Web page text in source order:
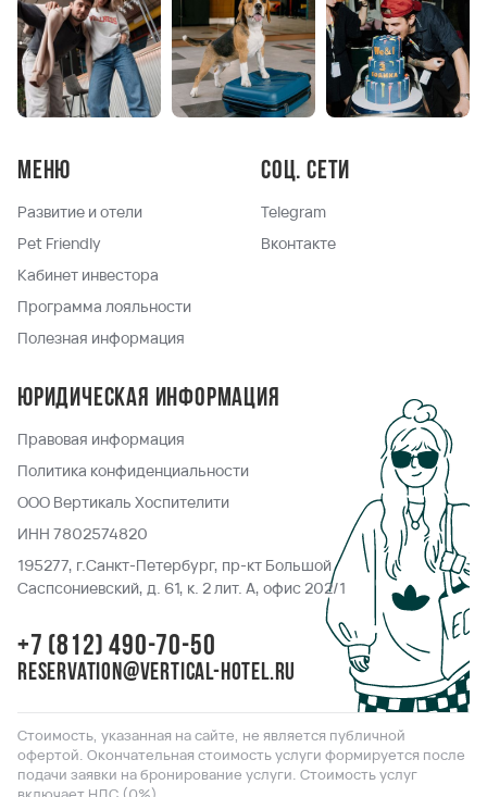
Меню
Развитие и отели
Pet Friendly
Кабинет инвестора
Программа лояльности
Полезная информация
Соц. сети
Telegram
Вконтакте
Юридическая информация
Правовая информация
Политика конфиденциальности
ООО Вертикаль Хоспителити
ИНН 7802574820
195277, г.Санкт-Петербург, пр-кт Большой
Саспсониевский, д. 61, к. 2 лит. А, офис 202/1
+7 (812) 490-70-50
reservation@vertical-hotel.ru
Стоимость, указанная на сайте, не является публичной
офертой. Окончательная стоимость услуги формируется после
подачи заявки на бронирование услуги. Стоимость услуг